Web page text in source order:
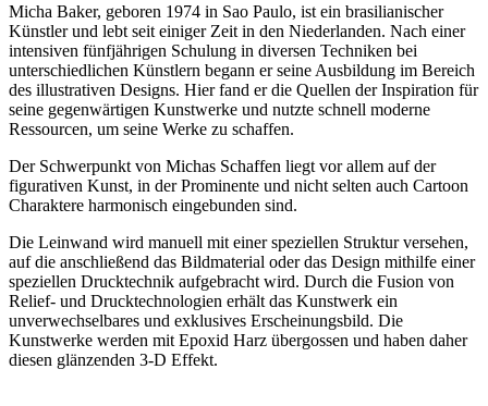
Micha Baker, geboren 1974 in Sao Paulo, ist ein brasilianischer
Künstler und lebt seit einiger Zeit in den Niederlanden. Nach einer
intensiven fünfjährigen Schulung in diversen Techniken bei
unterschiedlichen Künstlern begann er seine Ausbildung im Bereich
des illustrativen Designs. Hier fand er die Quellen der Inspiration für
seine gegenwärtigen Kunstwerke und nutzte schnell moderne
Ressourcen, um seine Werke zu schaffen.
Der Schwerpunkt von Michas Schaffen liegt vor allem auf der
figurativen Kunst, in der Prominente und nicht selten auch Cartoon
Charaktere harmonisch eingebunden sind.
Die Leinwand wird manuell mit einer speziellen Struktur versehen,
auf die anschließend das Bildmaterial oder das Design mithilfe einer
speziellen Drucktechnik aufgebracht wird. Durch die Fusion von
Relief- und Drucktechnologien erhält das Kunstwerk ein
unverwechselbares und exklusives Erscheinungsbild. Die
Kunstwerke werden mit Epoxid Harz übergossen und haben daher
diesen glänzenden 3-D Effekt.